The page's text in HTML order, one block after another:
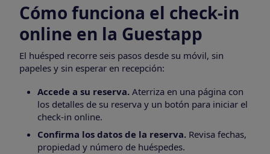
Cómo funciona el check-in
online en la Guestapp
El huésped recorre seis pasos desde su móvil, sin
papeles y sin esperar en recepción:
Accede a su reserva. Aterriza en una página con
los detalles de su reserva y un botón para iniciar el
check-in online.
Confirma los datos de la reserva. Revisa fechas,
propiedad y número de huéspedes.